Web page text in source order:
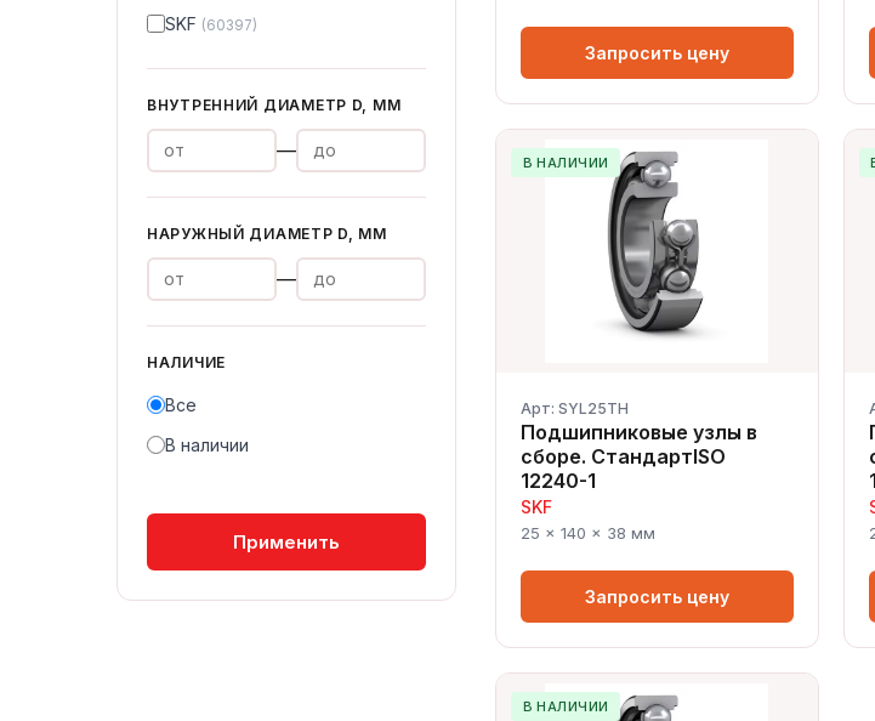
SKF (60397)
ВНУТРЕННИЙ ДИАМЕТР D, ММ
—
НАРУЖНЫЙ ДИАМЕТР D, ММ
—
НАЛИЧИЕ
Все
В наличии
Применить
Запросить цену
В НАЛИЧИИ
Арт: SYL25TH
Подшипниковые узлы в
сборе. СтандартISO
12240-1
SKF
25 × 140 × 38 мм
Запросить цену
В НАЛИЧИИ